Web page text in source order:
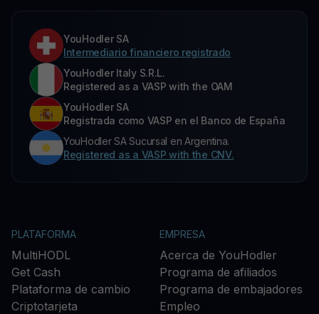
YouHodler SA
Intermediario financiero registrado
YouHodler Italy S.R.L.
Registered as a VASP with the OAM
YouHodler SA
Registrada como VASP en el Banco de España
YouHodler SA Sucursal en Argentina.
Registered as a VASP with the CNV.
PLATAFORMA
MultiHODL
Get Cash
Plataforma de cambio
Criptotarjeta
EMPRESA
Acerca de YouHodler
Programa de afiliados
Programa de embajadores
Empleo